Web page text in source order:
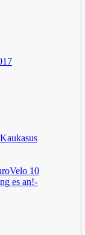
10
es an!-